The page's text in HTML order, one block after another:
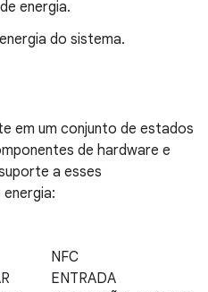
energia.
do sistema.
em um conjunto de estados
de hardware e
a esses
NFC
ENTRADA